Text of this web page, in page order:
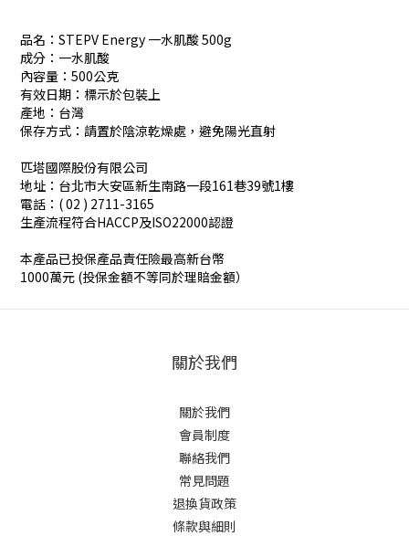
品名：STEPV Energy 一水肌酸 500g
成分：一水肌酸
內容量：500公克
有效日期：標示於包裝上
產地：台灣
保存方式：請置於陰涼乾燥處，避免陽光直射
匹塔國際股份有限公司
地址：台北市大安區新生南路一段161巷39號1樓
電話：( 02 ) 2711-3165
生產流程符合HACCP及ISO22000認證
本產品已投保產品責任險最高新台幣
1000萬元 (投保金額不等同於理賠金額）
關於我們
關於我們
會員制度
聯絡我們
常見問題
退換貨政策
條款與細則